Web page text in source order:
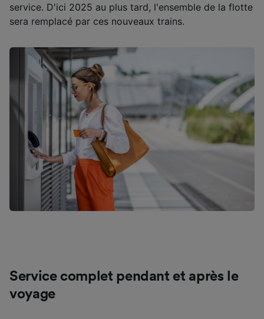
service. D'ici 2025 au plus tard, l'ensemble de la flotte
sera remplacé par ces nouveaux trains.
Service complet pendant et après le
voyage